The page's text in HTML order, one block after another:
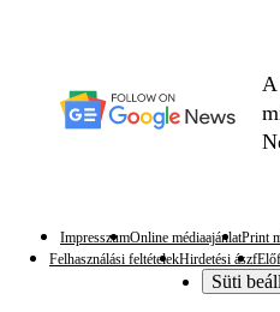
A
ImpresszumOnline médiaajánlatPrint
Felhasználási feltételekHirdetési ászf
Süti